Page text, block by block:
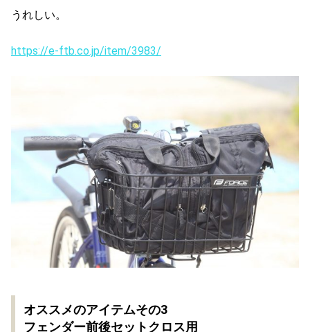
うれしい。
https://e-ftb.co.jp/item/3983/
オススメのアイテムその3
フェンダー前後セットクロス用